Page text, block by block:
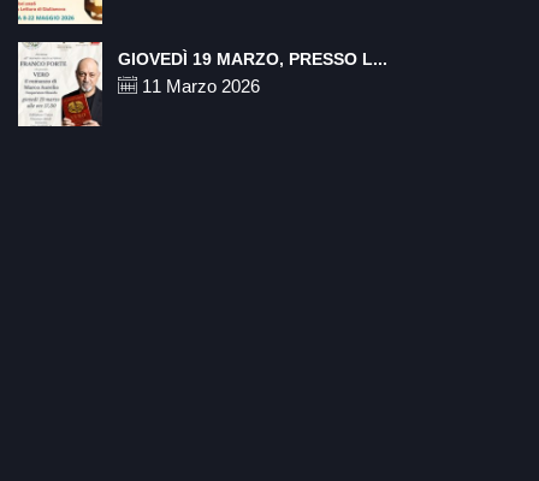
GIOVEDÌ 19 MARZO, PRESSO L...
11 Marzo 2026